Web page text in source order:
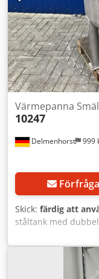
Delmenhorst 999
Värmepanna
10247
Förfråga
Skick: färdig att
ståltank med
Livsmedel TANKEN
Volym: ca 400L
(medieberörda
Dubbelmantel